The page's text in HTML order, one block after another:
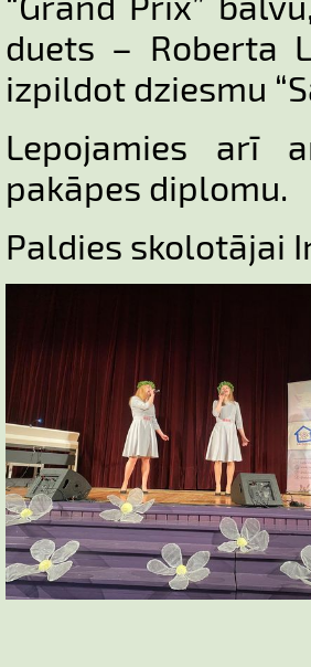
duets – Roberta
izpildot dziesmu
Lepojamies arī
pakāpes diplomu.
Paldies skolotājai